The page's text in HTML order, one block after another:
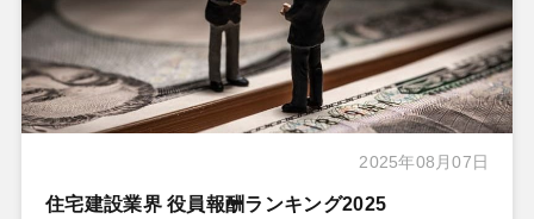
2025年08月07日
住宅建設業界 役員報酬ランキング2025